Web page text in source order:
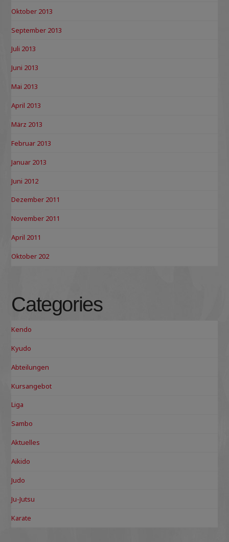
Oktober 2013
September 2013
Juli 2013
Juni 2013
Mai 2013
April 2013
März 2013
Februar 2013
Januar 2013
Juni 2012
Dezember 2011
November 2011
April 2011
Oktober 202
Categories
Kendo
Kyudo
Abteilungen
Kursangebot
Liga
Sambo
Aktuelles
Aikido
Judo
Ju-Jutsu
Karate